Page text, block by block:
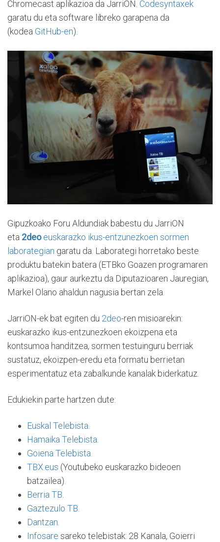
Chromecast aplikazioa da JarriON. Codesyntaxek
garatu du eta software libreko garapena da
(kodea GitHub-en).
Gipuzkoako Foru Aldundiak babestu du JarriON
eta 2deoeuskarazko ikus-entzunezkoen sormen
laborategian garatu da. Laborategi horretako beste
produktu batekin batera (ETBko Goazen programaren
aplikazioa), gaur aurkeztu da Diputazioaren Jauregian,
Markel Olano ahaldun nagusia bertan zela.
JarriON-ek bat egiten du 2deo-ren misioarekin:
euskarazko ikus-entzunezkoen ekoizpena eta
kontsumoa handitzea, sormen testuinguru berriak
sustatuz, ekoizpen-eredu eta formatu berrietan
esperimentatuz eta zabalkunde kanalak biderkatuz.
Edukiekin parte hartzen dute:
Euskal Telebista.
Hamaika Telebista.
Goiena Telebista.
TBX.eus (Youtubeko euskarazko bideoen
batzailea).
Berria TB.
Gaztezulo TB.
Dantzan.
Infosare sareko telebistak: 28 Kanala, Goierri